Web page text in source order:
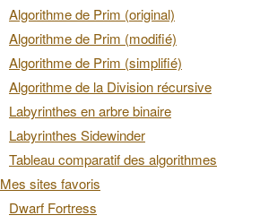
Algorithme de Prim (original)
Algorithme de Prim (modifié)
Algorithme de Prim (simplifié)
Algorithme de la Division récursive
Labyrinthes en arbre binaire
Labyrinthes Sidewinder
Tableau comparatif des algorithmes
Mes sites favoris
Dwarf Fortress